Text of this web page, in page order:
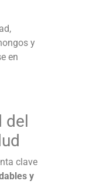
y
en
clave
y